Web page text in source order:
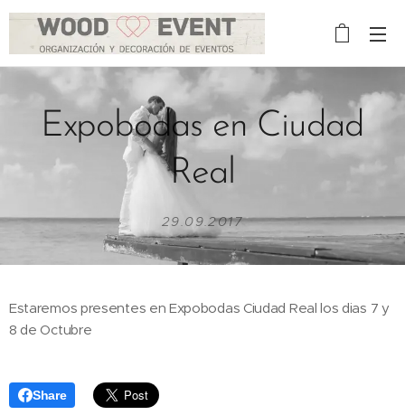
Expobodas en Ciudad
Real
29.09.2017
Estaremos presentes en Expobodas Ciudad Real los dias 7 y
8 de Octubre
Share